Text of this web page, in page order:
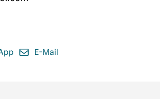
E-Mail